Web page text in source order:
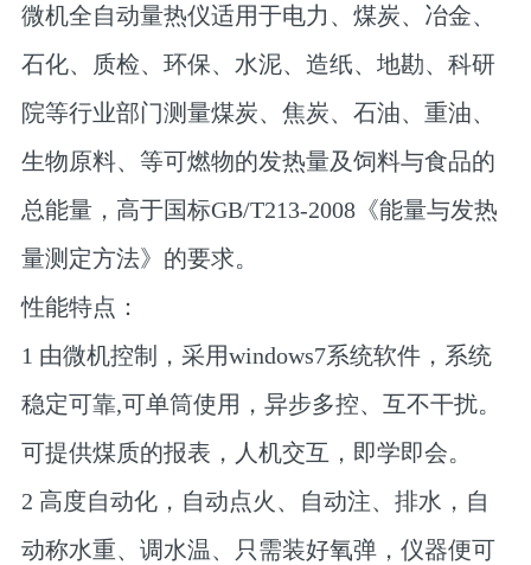
微机全自动量热仪适用于电力、煤炭、冶金、
石化、质检、环保、水泥、造纸、地勘、科研
院等行业部门测量煤炭、焦炭、石油、重油、
生物原料、等可燃物的发热量及饲料与食品的
总能量，高于国标GB/T213-2008《能量与发热
量测定方法》的要求。
性能特点：
1 由微机控制，采用windows7系统软件，系统
稳定可靠,可单筒使用，异步多控、互不干扰。
可提供煤质的报表，人机交互，即学即会。
2 高度自动化，自动点火、自动注、排水，自
动称水重、调水温、只需装好氧弹，仪器便可